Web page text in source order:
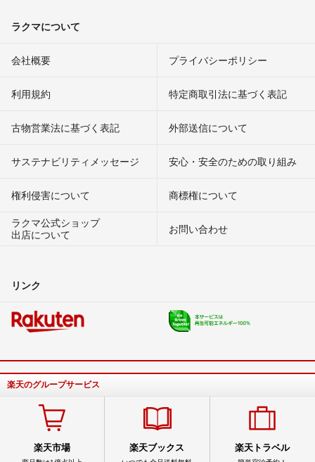
ラクマについて
会社概要 プライバシーポリシー
利用規約 特定商取引法に基づく表記
古物営業法に基づく表記 外部送信について
サステナビリティメッセージ 安心・安全のための取り組み
権利侵害について
商標権について
ラクマ公式ショップ
出店について
お問い合わせ
リンク
楽天のグループサービス
楽天市場 楽天ブックス 楽天トラベル